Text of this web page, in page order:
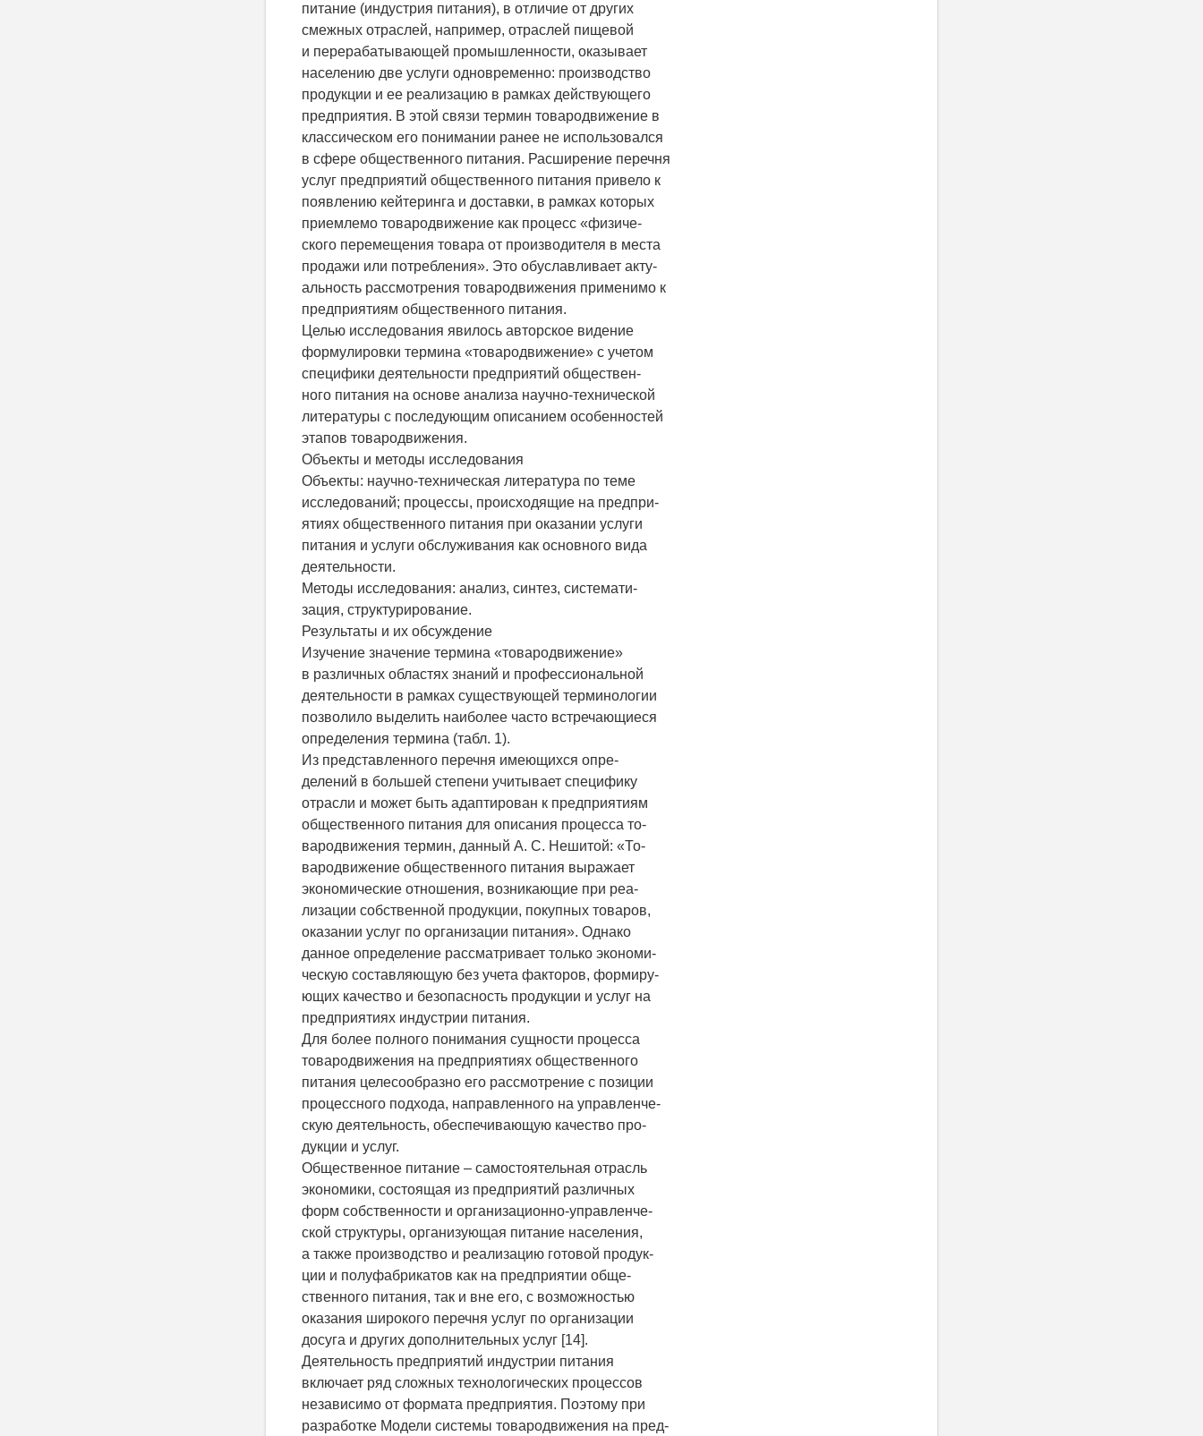
питание (индустрия питания), в отличие от других
смежных отраслей, например, отраслей пищевой
и перерабатывающей промышленности, оказывает
населению две услуги одновременно: производство
продукции и ее реализацию в рамках действующего
предприятия. В этой связи термин товародвижение в
классическом его понимании ранее не использовался
в сфере общественного питания. Расширение перечня
услуг предприятий общественного питания привело к
появлению кейтеринга и доставки, в рамках которых
приемлемо товародвижение как процесс «физиче-
ского перемещения товара от производителя в места
продажи или потребления». Это обуславливает акту-
альность рассмотрения товародвижения применимо к
предприятиям общественного питания.
Целью исследования явилось авторское видение
формулировки термина «товародвижение» с учетом
специфики деятельности предприятий обществен-
ного питания на основе анализа научно-технической
литературы с последующим описанием особенностей
этапов товародвижения.
Объекты и методы исследования
Объекты: научно-техническая литература по теме
исследований; процессы, происходящие на предпри-
ятиях общественного питания при оказании услуги
питания и услуги обслуживания как основного вида
деятельности.
Методы исследования: анализ, синтез, системати-
зация, структурирование.
Результаты и их обсуждение
Изучение значение термина «товародвижение»
в различных областях знаний и профессиональной
деятельности в рамках существующей терминологии
позволило выделить наиболее часто встречающиеся
определения термина (табл. 1).
Из представленного перечня имеющихся опре-
делений в большей степени учитывает специфику
отрасли и может быть адаптирован к предприятиям
общественного питания для описания процесса то-
вародвижения термин, данный А. С. Нешитой: «То-
вародвижение общественного питания выражает
экономические отношения, возникающие при реа-
лизации собственной продукции, покупных товаров,
оказании услуг по организации питания». Однако
данное определение рассматривает только экономи-
ческую составляющую без учета факторов, формиру-
ющих качество и безопасность продукции и услуг на
предприятиях индустрии питания.
Для более полного понимания сущности процесса
товародвижения на предприятиях общественного
питания целесообразно его рассмотрение с позиции
процессного подхода, направленного на управленче-
скую деятельность, обеспечивающую качество про-
дукции и услуг.
Общественное питание – самостоятельная отрасль
экономики, состоящая из предприятий различных
форм собственности и организационно-управленче-
ской структуры, организующая питание населения,
а также производство и реализацию готовой продук-
ции и полуфабрикатов как на предприятии обще-
ственного питания, так и вне его, с возможностью
оказания широкого перечня услуг по организации
досуга и других дополнительных услуг [14].
Деятельность предприятий индустрии питания
включает ряд сложных технологических процессов
независимо от формата предприятия. Поэтому при
разработке Модели системы товародвижения на пред-